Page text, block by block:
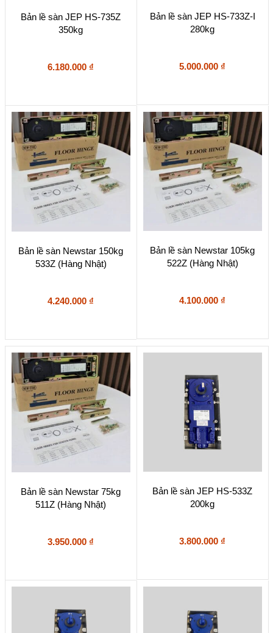
Bản lề sàn JEP HS-735Z
350kg
6.180.000 ₫
Bản lề sàn JEP HS-733Z-I
280kg
5.000.000 ₫
Bản lề sàn Newstar 150kg
533Z (Hàng Nhật)
4.240.000 ₫
Bản lề sàn Newstar 105kg
522Z (Hàng Nhật)
4.100.000 ₫
Bản lề sàn Newstar 75kg
511Z (Hàng Nhật)
3.950.000 ₫
Bản lề sàn JEP HS-533Z
200kg
3.800.000 ₫